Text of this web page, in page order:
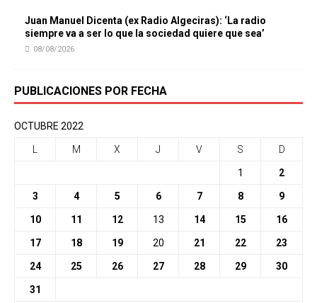
Juan Manuel Dicenta (ex Radio Algeciras): ‘La radio
siempre va a ser lo que la sociedad quiere que sea’
08/08/2026
PUBLICACIONES POR FECHA
OCTUBRE 2022
M X J V S D
1 2
3 4 5 6 7 8 9
10 11 12 13 14 15 16
17 18 19 20 21 22 23
24 25 26 27 28 29 30
31